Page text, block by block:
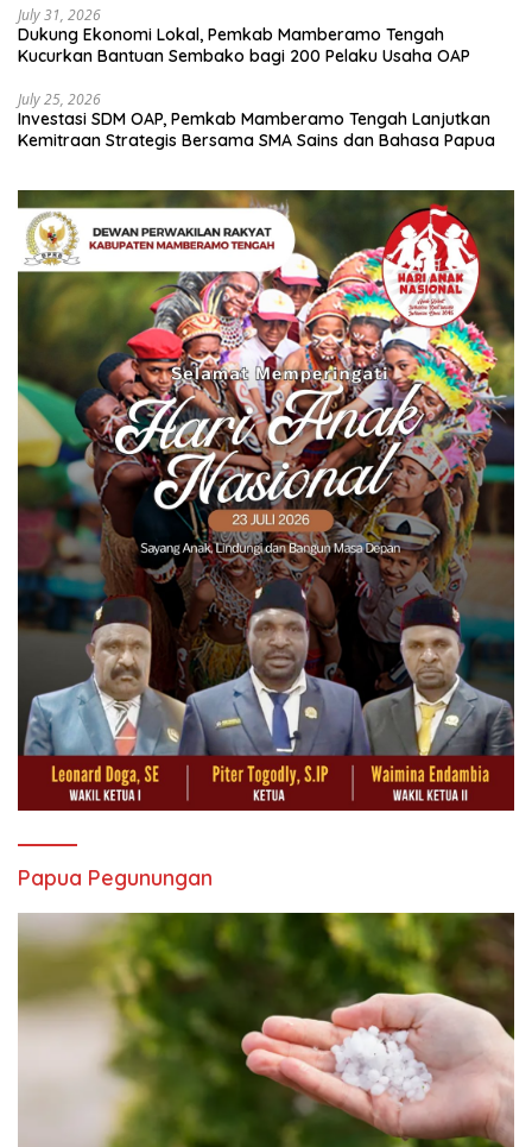
July 31, 2026
Dukung Ekonomi Lokal, Pemkab Mamberamo Tengah
Kucurkan Bantuan Sembako bagi 200 Pelaku Usaha OAP
July 25, 2026
Investasi SDM OAP, Pemkab Mamberamo Tengah Lanjutkan
Kemitraan Strategis Bersama SMA Sains dan Bahasa Papua
Papua Pegunungan